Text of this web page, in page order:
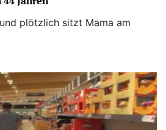
plötzlich sitzt Mama am